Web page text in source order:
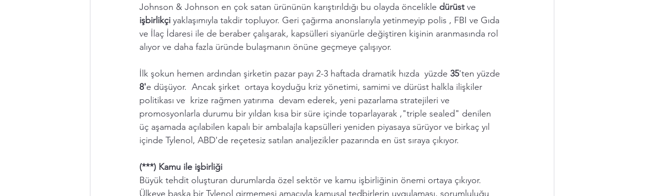
Johnson & Johnson en çok satan ürününün karıştırıldığı bu olayda öncelikle dürüst ve
işbirlikçi yaklaşımıyla takdir topluyor. Geri çağırma anonslarıyla yetinmeyip polis , FBI ve Gıda
ve İlaç İdaresi ile de beraber çalışarak, kapsülleri siyanürle değiştiren kişinin aranmasında rol
alıyor ve daha fazla üründe bulaşmanın önüne geçmeye çalışıyor.
İlk şokun hemen ardından şirketin pazar payı 2-3 haftada dramatik hızda  yüzde 35'ten yüzde
8'e düşüyor.  Ancak şirket  ortaya koyduğu kriz yönetimi, samimi ve dürüst halkla ilişkiler
politikası ve  krize rağmen yatırıma  devam ederek, yeni pazarlama stratejileri ve
promosyonlarla durumu bir yıldan kısa bir süre içinde toparlayarak ,"triple sealed" denilen
üç aşamada açılabilen kapalı bir ambalajla kapsülleri yeniden piyasaya sürüyor ve birkaç yıl
içinde Tylenol, ABD'de reçetesiz satılan analjezikler pazarında en üst sıraya çıkıyor.
(***) Kamu ile işbirliği
Büyük tehdit oluşturan durumlarda özel sektör ve kamu işbirliğinin önemi ortaya çıkıyor.
Ülkeye başka bir Tylenol girmemesi amacıyla kamusal tedbirlerin uygulaması, sorumluluğu